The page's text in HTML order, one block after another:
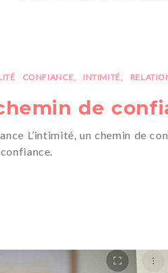
CONFIANCE INTIMITÉ
de
L’intimité, un chemin de